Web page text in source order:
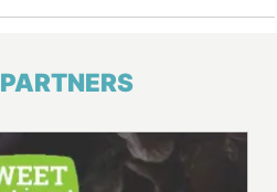
PARTNERS